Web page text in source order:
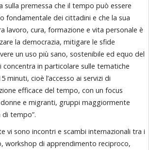
sulla premessa che il tempo può essere
fondamentale dei cittadini e che la sua
lavoro, cura, formazione e vita personale è
la democrazia, mitigare le sfide
un uso più sano, sostenibile ed equo del
in particolare sulle tematiche
minuti, cioè l’accesso ai servizi di
efficace del tempo, con un focus
e migranti, gruppi maggiormente
tempo”.
vi sono incontri e scambi internazionali tra i
workshop di apprendimento reciproco,